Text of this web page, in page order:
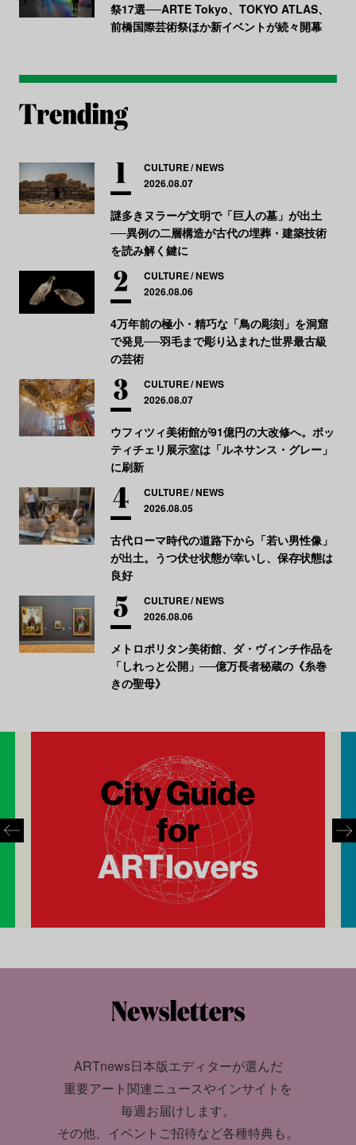
祭17選──ARTE Tokyo、TOKYO ATLAS、
前橋国際芸術祭ほか新イベントが続々開幕
CULTURE NEWS
2026.08.07
謎多きヌラーゲ文明で「巨人の墓」が出土
──異例の二層構造が古代の埋葬・建築技術
を読み解く鍵に
CULTURE NEWS
2026.08.06
4万年前の極小・精巧な「鳥の彫刻」を洞窟
で発見──羽毛まで彫り込まれた世界最古級
の芸術
CULTURE NEWS
2026.08.07
ウフィツィ美術館が91億円の大改修へ。ボッ
ティチェリ展示室は「ルネサンス・グレー」
に刷新
CULTURE NEWS
2026.08.05
古代ローマ時代の道路下から「若い男性像」
が出土。うつ伏せ状態が幸いし、保存状態は
良好
CULTURE NEWS
2026.08.06
メトロポリタン美術館、ダ・ヴィンチ作品を
「しれっと公開」──億万長者秘蔵の《糸巻
きの聖母》
ARTnews日本版エディターが選んだ
重要アート関連ニュースやインサイトを
毎週お届けします。
その他、イベントご招待など各種特典も。